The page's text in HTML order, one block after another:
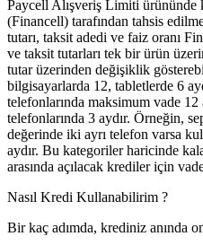
Paycell Alışveriş Limiti
(Financell) tarafından tahsis
tutarı, taksit adedi ve faiz oranı
ve taksit tutarları tek bir ürün
tutar üzerinden değişiklik
bilgisayarlarda 12, tabletlerde 6
telefonlarında maksimum vade
telefonlarında 3 aydır. Örneğin,
değerinde iki ayrı telefon varsa
aydır. Bu kategoriler haricinde
arasında açılacak krediler için vade
Nasıl Kredi Kullanabilirim ?
Bir kaç adımda, krediniz anında